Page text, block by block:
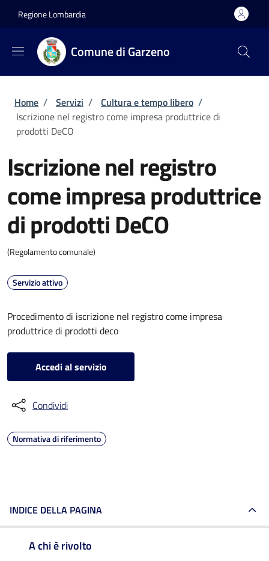
Regione Lombardia
Comune di Garzeno
Briciole di pane
Home / Servizi / Cultura e tempo libero /
Iscrizione nel registro come impresa produttrice di
prodotti DeCO
Iscrizione nel registro
come impresa produttrice
di prodotti DeCO
(Regolamento comunale)
Servizio attivo
Procedimento di iscrizione nel registro come impresa
produttrice di prodotti deco
Accedi al servizio
Condividi
Normativa di riferimento
INDICE DELLA PAGINA
A chi è rivolto